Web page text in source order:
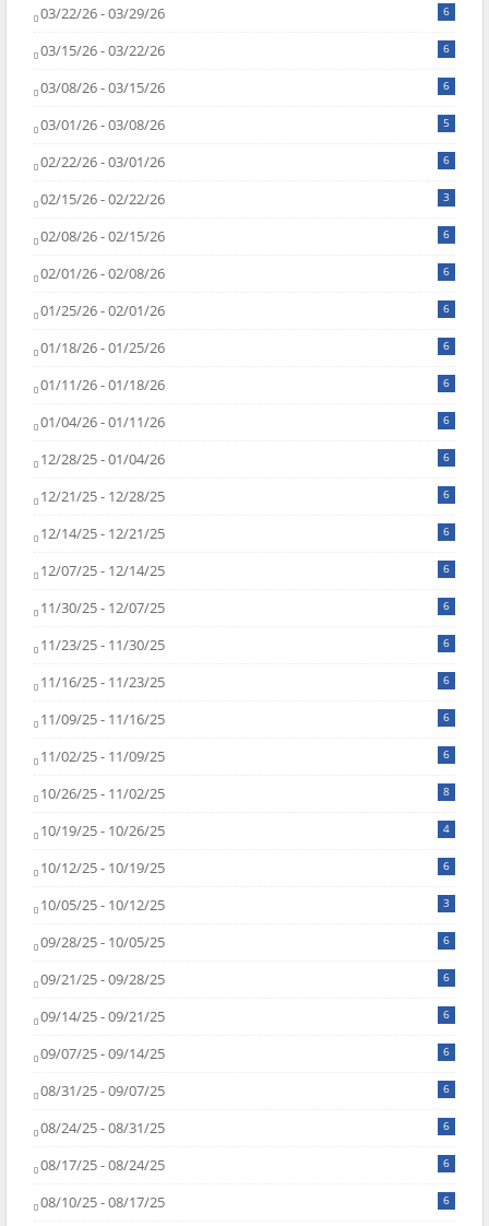
03/22/26 - 03/29/26 6
03/15/26 - 03/22/26 6
03/08/26 - 03/15/26 6
03/01/26 - 03/08/26 5
02/22/26 - 03/01/26 6
02/15/26 - 02/22/26 3
02/08/26 - 02/15/26 6
02/01/26 - 02/08/26 6
01/25/26 - 02/01/26 6
01/18/26 - 01/25/26 6
01/11/26 - 01/18/26 6
01/04/26 - 01/11/26 6
12/28/25 - 01/04/26 6
12/21/25 - 12/28/25 6
12/14/25 - 12/21/25 6
12/07/25 - 12/14/25 6
11/30/25 - 12/07/25 6
11/23/25 - 11/30/25 6
11/16/25 - 11/23/25 6
11/09/25 - 11/16/25 6
11/02/25 - 11/09/25 6
10/26/25 - 11/02/25 8
10/19/25 - 10/26/25 4
10/12/25 - 10/19/25 6
10/05/25 - 10/12/25 3
09/28/25 - 10/05/25 6
09/21/25 - 09/28/25 6
09/14/25 - 09/21/25 6
09/07/25 - 09/14/25 6
08/31/25 - 09/07/25 6
08/24/25 - 08/31/25 6
08/17/25 - 08/24/25 6
08/10/25 - 08/17/25 6